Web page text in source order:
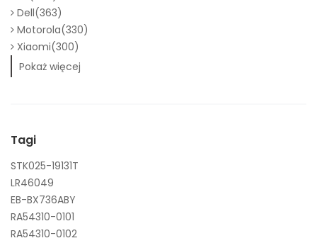
Dell(363)
Motorola(330)
Xiaomi(300)
Pokaż więcej
Tagi
STK025-19131T
LR46049
EB-BX736ABY
RA54310-0101
RA54310-0102